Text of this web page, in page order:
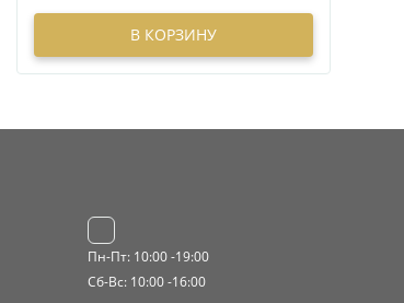
В КОРЗИНУ
Пн-Пт: 10:00 -19:00
Сб-Вс: 10:00 -16:00